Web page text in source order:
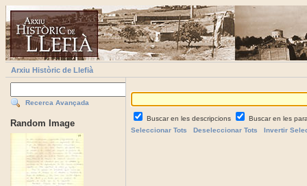
Arxiu Històric de Llefià
Recerca Avançada
Random Image Buscar en les descripcions
Buscar en les
Seleccionar Tots
Deseleccionar Tots Invertir